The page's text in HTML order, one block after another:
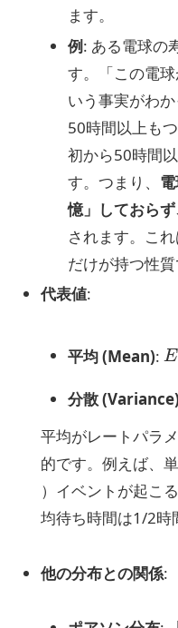
ます。
例: ある電球の
す。「この電
いう事実がわ
50時間以上も
初から50時間
す。つまり、
憶」しておら
されます。こ
だけが持つ性質
代表値:
平均 (Mean):
E[
分散 (Variance)
平均がレートパラ
的です。例えば、
）イベントが起こ
均待ち時間は1/2時
他の分布との関係: